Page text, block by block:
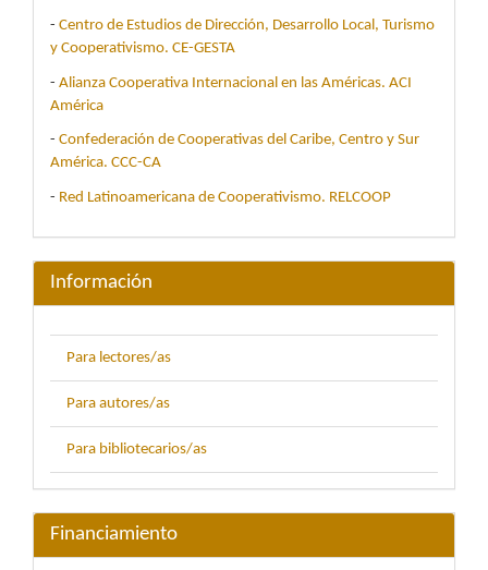
- Centro de Estudios de Dirección, Desarrollo Local, Turismo
y Cooperativismo. CE-GESTA
- Alianza Cooperativa Internacional en las Américas. ACI
América
- Confederación de Cooperativas del Caribe, Centro y Sur
América. CCC-CA
- Red Latinoamericana de Cooperativismo. RELCOOP
Información
Para lectores/as
Para autores/as
Para bibliotecarios/as
Financiamiento